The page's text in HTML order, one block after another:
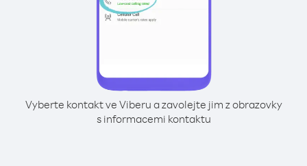
Vyberte kontakt ve Viberu a zavolejte jim z obrazovky
s informacemi kontaktu